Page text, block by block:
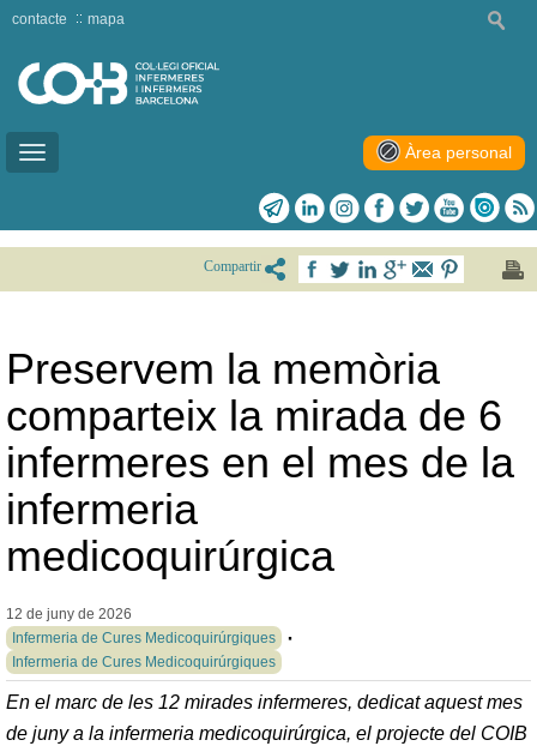
Toggle
contacte mapa
Àrea personal
Compartir
Preservem la memòria
comparteix la mirada de 6
infermeres en el mes de la
infermeria
medicoquirúrgica
12 de juny de 2026
Infermeria de Cures Medicoquirúrgiques
Infermeria de Cures Medicoquirúrgiques
En el marc de les 12 mirades infermeres, dedicat aquest mes
de juny a la infermeria medicoquirúrgica, el projecte del COIB